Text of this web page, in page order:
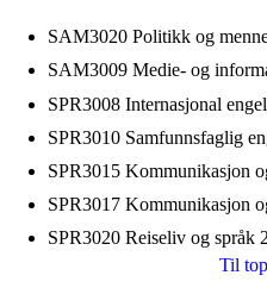
SAM3020 Politikk og
SAM3009 Medie- og
SPR3008 Internasjonal
SPR3010 Samfunnsfaglig
SPR3015 Kommunikasjon
SPR3017 Kommunikasjon
SPR3020 Reiseliv og språk
Til